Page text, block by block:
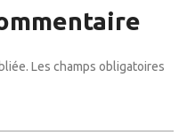
Les champs obligatoires